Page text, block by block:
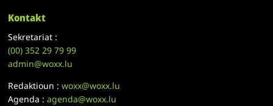
Kontakt
Sekretariat :
(00)352 29 79 99
admin@woxx.lu
Redaktioun :woxx@woxx.lu
Agenda :agenda@woxx.lu